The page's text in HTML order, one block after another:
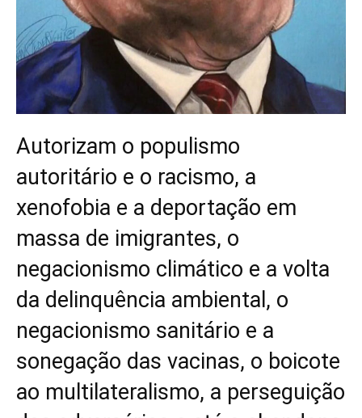
Autorizam o populismo
autoritário e o racismo, a
xenofobia e a deportação em
massa de imigrantes, o
negacionismo climático e a volta
da delinquência ambiental, o
negacionismo sanitário e a
sonegação das vacinas, o boicote
ao multilateralismo, a perseguição